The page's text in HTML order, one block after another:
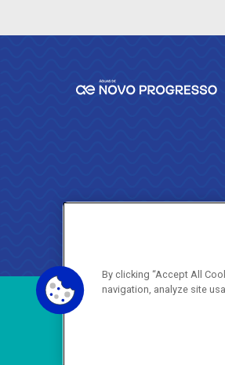
By clicking “Accept All
navigation, analyze site